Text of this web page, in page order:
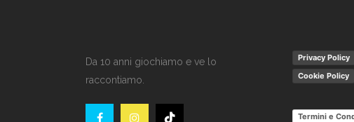
Da 10 anni giochiamo e ve lo
raccontiamo.
Privacy Policy
Cookie Policy
Termini e